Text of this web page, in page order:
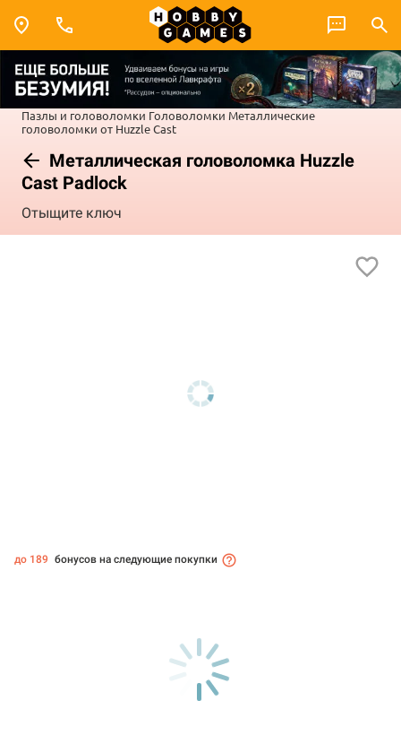
Пазлы и головоломки Головоломки Металлические
головоломки от Huzzle Cast
Металлическая головоломка Huzzle
Cast Padlock
Отыщите ключ
до 189 бонусов на следующие покупки